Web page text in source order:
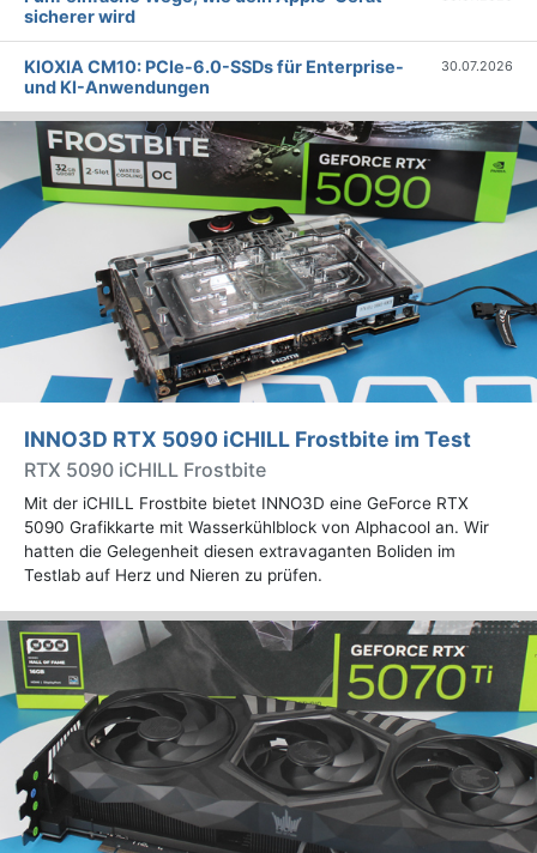
sicherer wird
KIOXIA CM10: PCIe-6.0-SSDs für Enterprise-
und KI-Anwendungen
30.07.2026
INNO3D RTX 5090 iCHILL Frostbite im Test
RTX 5090 iCHILL Frostbite
Mit der iCHILL Frostbite bietet INNO3D eine GeForce RTX
5090 Grafikkarte mit Wasserkühlblock von Alphacool an. Wir
hatten die Gelegenheit diesen extravaganten Boliden im
Testlab auf Herz und Nieren zu prüfen.